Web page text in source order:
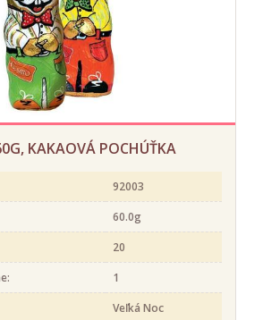
KAKAOVÁ POCHÚŤKA
92003
60.0g
20
1
Veľká Noc